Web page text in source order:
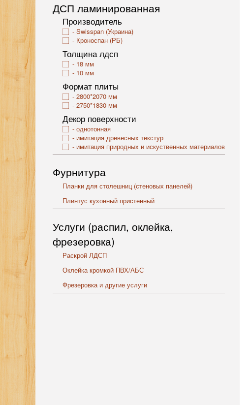
ДСП ламинированная
Производитель
Swisspan (Украина)
Кроноспан (РБ)
Толщина лдсп
18 мм
10 мм
Формат плиты
2800*2070 мм
2750*1830 мм
Декор поверхности
однотонная
имитация древесных текстур
имитация природных и искуственных материалов
Фурнитура
Планки для столешниц (стеновых панелей)
Плинтус кухонный пристенный
Услуги (распил, оклейка,
фрезеровка)
Раскрой ЛДСП
Оклейка кромкой ПВХ/АБС
Фрезеровка и другие услуги